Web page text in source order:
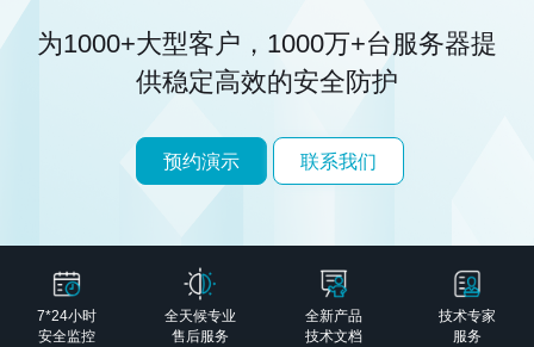
为1000+大型客户，1000万+台服务器提
供稳定高效的安全防护
预约演示 联系我们
7*24小时
安全监控
全天候专业
售后服务
全新产品
技术文档
技术专家
服务